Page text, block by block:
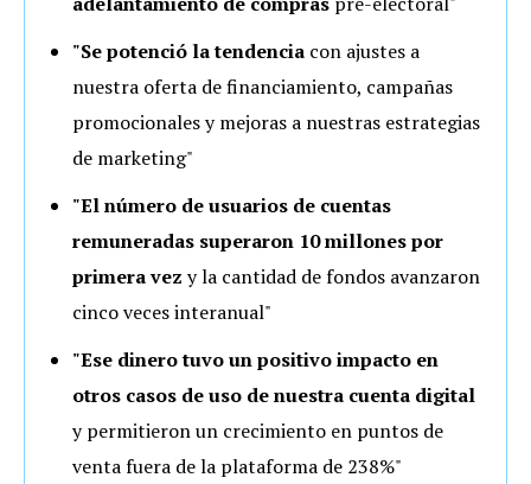
"Sepotenció la tendencia con ajustes a
nuestra oferta de financiamiento, campañas
promocionales y mejoras a nuestras estrategias
de marketing"
"El número de usuarios de cuentas
remuneradas superaron 10 millones por
primera vez y la cantidad de fondos avanzaron
cinco veces interanual"
"Ese dinero tuvo un positivo impacto en
otros casos de uso de nuestra cuenta digital
y permitieron un crecimiento en puntos de
venta fuera de la plataforma de 238%"